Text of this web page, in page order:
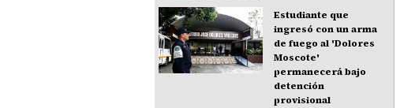
Estudiante que
ingresó con un arma
de fuego al 'Dolores
Moscote'
permanecerá bajo
detención
provisional